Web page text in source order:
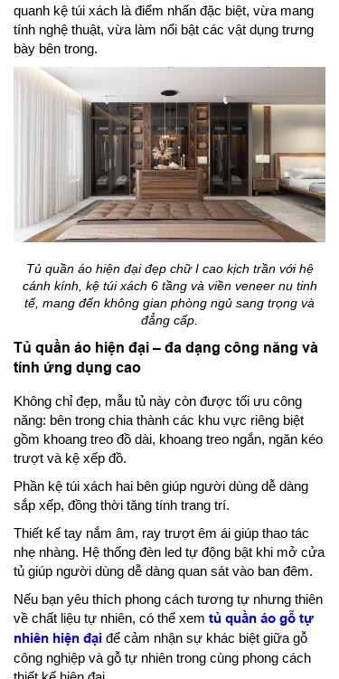
quanh kệ túi xách là điểm nhấn đặc biệt, vừa mang
tính nghệ thuật, vừa làm nổi bật các vật dụng trưng
bày bên trong.
Tủ quần áo hiện đại đẹp chữ I cao kịch trần với hệ
cánh kính, kệ túi xách 6 tầng và viền veneer nu tinh
tế, mang đến không gian phòng ngủ sang trọng và
đẳng cấp.
Tủ quần áo hiện đại – đa dạng công năng và
tính ứng dụng cao
Không chỉ đẹp, mẫu tủ này còn được tối ưu công
năng: bên trong chia thành các khu vực riêng biệt
gồm khoang treo đồ dài, khoang treo ngắn, ngăn kéo
trượt và kệ xếp đồ.
Phần kệ túi xách hai bên giúp người dùng dễ dàng
sắp xếp, đồng thời tăng tính trang trí.
Thiết kế tay nắm âm, ray trượt êm ái giúp thao tác
nhẹ nhàng. Hệ thống đèn led tự động bật khi mở cửa
tủ giúp người dùng dễ dàng quan sát vào ban đêm.
Nếu bạn yêu thích phong cách tương tự nhưng thiên
về chất liệu tự nhiên, có thể xem tủ quần áo gỗ tự
nhiên hiện đại để cảm nhận sự khác biệt giữa gỗ
công nghiệp và gỗ tự nhiên trong cùng phong cách